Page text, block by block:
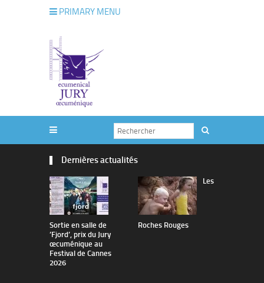
PRIMARY MENU
Dernières actualités
Sortie en salle de
’Fjord’, prix du Jury
œcuménique au
Festival de Cannes
2026
Les
Roches Rouges